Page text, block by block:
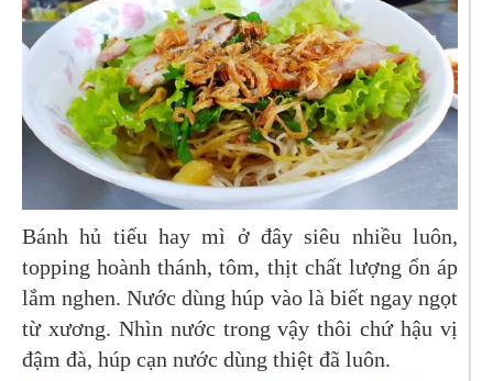
Bánh hủ tiếu hay mì ở đây siêu nhiều luôn,
topping hoành thánh, tôm, thịt chất lượng ổn áp
lắm nghen. Nước dùng húp vào là biết ngay ngọt
từ xương. Nhìn nước trong vậy thôi chứ hậu vị
đậm đà, húp cạn nước dùng thiệt đã luôn.